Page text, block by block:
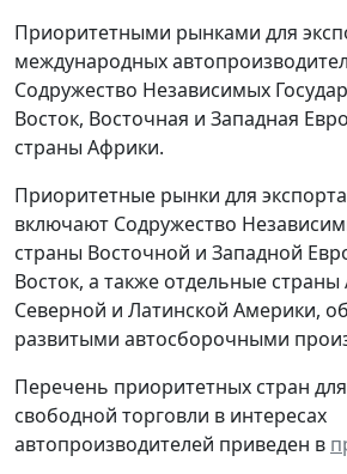
Приоритетными рынками для
международных
Содружество Независимых
Восток, Восточная и Западная
страны Африки.
Приоритетные рынки для
включают Содружество
страны Восточной и Западной
Восток, а также отдельные
Северной и Латинской Америки,
развитыми автосборочными
Перечень приоритетных стран
свободной торговли в интересах
автопроизводителей приведен в